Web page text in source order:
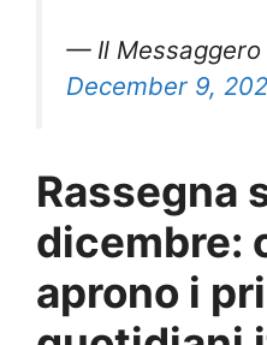
December 9,
Rassegna
dicembre:
aprono i
quotidiani